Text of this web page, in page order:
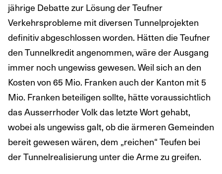
jährige Debatte zur Lösung der Teufner
Verkehrsprobleme mit diversen Tunnelprojekten
definitiv abgeschlossen worden. Hätten die Teufner
den Tunnelkredit angenommen, wäre der Ausgang
immer noch ungewiss gewesen. Weil sich an den
Kosten von 65 Mio. Franken auch der Kanton mit 5
Mio. Franken beteiligen sollte, hätte voraussichtlich
das Ausserrhoder Volk das letzte Wort gehabt,
wobei als ungewiss galt, ob die ärmeren Gemeinden
bereit gewesen wären, dem „reichen“ Teufen bei
der Tunnelrealisierung unter die Arme zu greifen.